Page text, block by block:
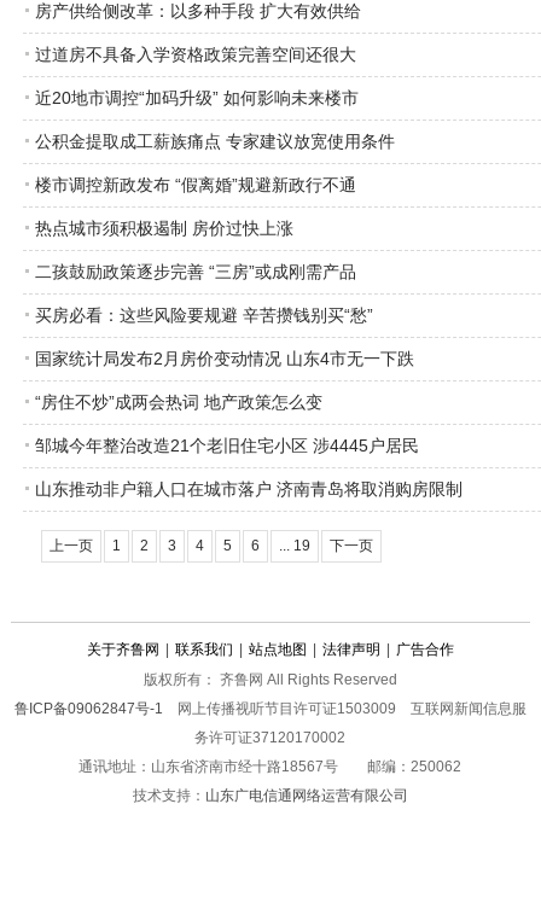
房产供给侧改革：以多种手段 扩大有效供给
过道房不具备入学资格政策完善空间还很大
近20地市调控“加码升级” 如何影响未来楼市
公积金提取成工薪族痛点 专家建议放宽使用条件
楼市调控新政发布 “假离婚”规避新政行不通
热点城市须积极遏制 房价过快上涨
二孩鼓励政策逐步完善 “三房”或成刚需产品
买房必看：这些风险要规避 辛苦攒钱别买“愁”
国家统计局发布2月房价变动情况 山东4市无一下跌
“房住不炒”成两会热词 地产政策怎么变
邹城今年整治改造21个老旧住宅小区 涉4445户居民
山东推动非户籍人口在城市落户 济南青岛将取消购房限制
上一页 1 2 3 4 5 6 ... 19 下一页
关于齐鲁网 联系我们 站点地图 法律声明
广告合作
版权所有： 齐鲁网 All Rights Reserved
鲁ICP备09062847号-1 网上传播视听节目许可证1503009 互联网新闻信息服
务许可证37120170002
通讯地址：山东省济南市经十路18567号 邮编：250062
技术支持： 山东广电信通网络运营有限公司